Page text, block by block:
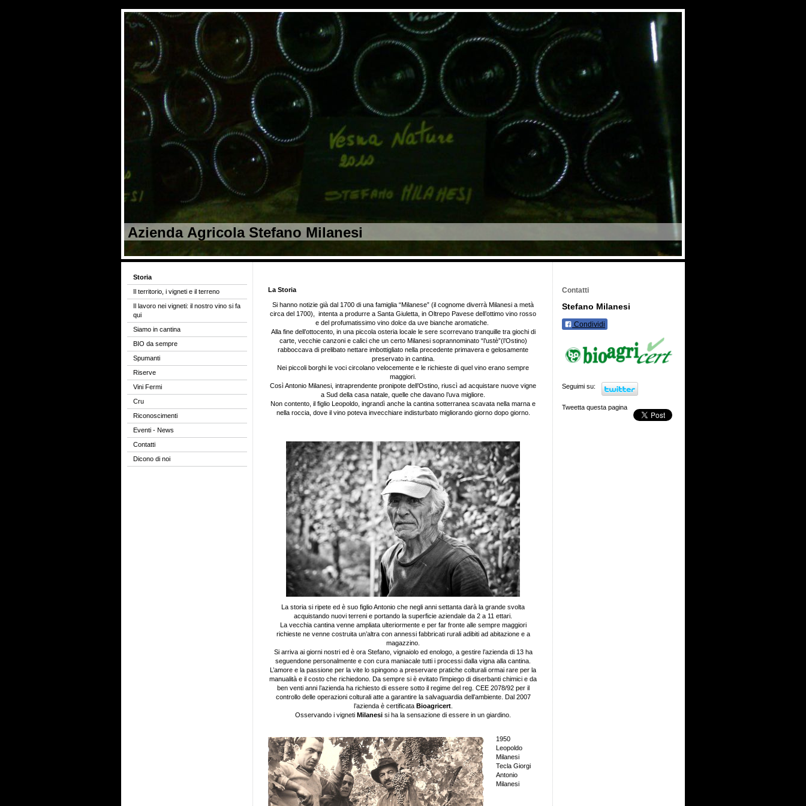
Azienda Agricola Stefano Milanesi
Storia
Il territorio, i vigneti e il terreno
Il lavoro nei vigneti: il nostro vino si fa
qui
Siamo in cantina
BIO da sempre
Spumanti
Riserve
Vini Fermi
Cru
Riconoscimenti
Eventi - News
Contatti
Dicono di noi
La Storia
Si hanno notizie già dal 1700 di una famiglia “Milanese” (il cognome diverrà Milanesi a metà
circa del 1700), intenta a produrre a Santa Giuletta, in Oltrepo Pavese dell’ottimo vino rosso
e del profumatissimo vino dolce da uve bianche aromatiche.
Alla fine dell’ottocento, in una piccola osteria locale le sere scorrevano tranquille tra giochi di
carte, vecchie canzoni e calici che un certo Milanesi soprannominato “l’ustè”(l’Ostino)
rabboccava di prelibato nettare imbottigliato nella precedente primavera e gelosamente
preservato in cantina.
Nei piccoli borghi le voci circolano velocemente e le richieste di quel vino erano sempre
maggiori.
Così Antonio Milanesi, intraprendente pronipote dell’Ostino, riuscì ad acquistare nuove vigne
a Sud della casa natale, quelle che davano l’uva migliore.
Non contento, il figlio Leopoldo, ingrandì anche la cantina sotterranea scavata nella marna e
nella roccia, dove il vino poteva invecchiare indisturbato migliorando giorno dopo giorno.
La storia si ripete ed è suo figlio Antonio che negli anni settanta darà la grande svolta
acquistando nuovi terreni e portando la superficie aziendale da 2 a 11 ettari.
La vecchia cantina venne ampliata ulteriormente e per far fronte alle sempre maggiori
richieste ne venne costruita un’altra con annessi fabbricati rurali adibiti ad abitazione e a
magazzino.
Si arriva ai giorni nostri ed è ora Stefano, vignaiolo ed enologo, a gestire l’azienda di 13 ha
seguendone personalmente e con cura maniacale tutti i processi dalla vigna alla cantina.
L’amore e la passione per la vite lo spingono a preservare pratiche colturali ormai rare per la
manualità e il costo che richiedono. Da sempre si è evitato l’impiego di diserbanti chimici e da
ben venti anni l’azienda ha richiesto di essere sotto il regime del reg. CEE 2078/92 per il
controllo delle operazioni colturali atte a garantire la salvaguardia dell’ambiente. Dal 2007
l’azienda è certificata Bioagricert.
Osservando i vigneti Milanesi si ha la sensazione di essere in un giardino.
1950
Leopoldo
Milanesi
Tecla Giorgi
Antonio
Milanesi
Contatti
Stefano Milanesi
Condividi
Seguimi su:
Tweetta questa pagina